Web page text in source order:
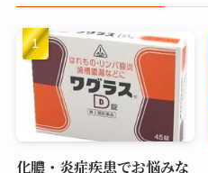
化膿・炎症疾患でお悩みな